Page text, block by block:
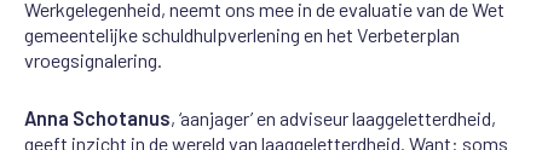
Werkgelegenheid, neemt ons mee in de evaluatie van de Wet
gemeentelijke schuldhulpverlening en het Verbeterplan
vroegsignalering.
Anna Schotanus, ‘aanjager’ en adviseur laaggeletterdheid,
geeft inzicht in de wereld van laaggeletterdheid. Want: soms